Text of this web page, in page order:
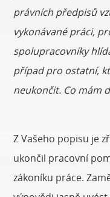
právních předpisů
vykonávané práci,
spolupracovníky
případ pro ostatní,
neukončit. Co mám
Z Vašeho popisu je
ukončil pracovní
zákoníku práce.